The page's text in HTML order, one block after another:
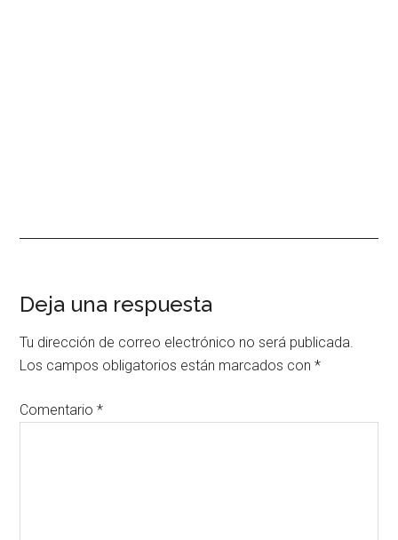
Interacciones
con
los
lectores
Deja una respuesta
Tu dirección de correo electrónico no será publicada.
Los campos obligatorios están marcados con*
Comentario*